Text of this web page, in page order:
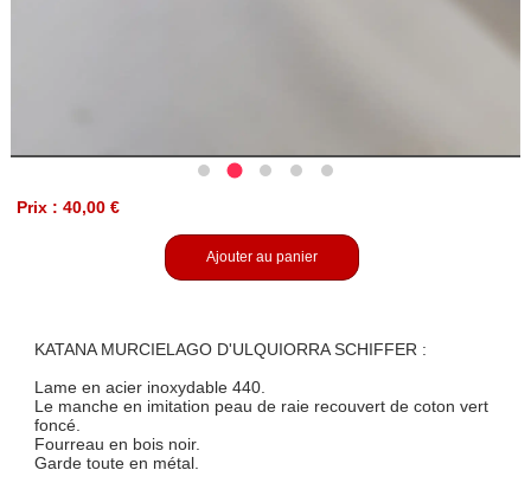
Prix : 40,00 €
Ajouter au panier
KATANA MURCIELAGO D'ULQUIORRA SCHIFFER :
Lame en acier inoxydable 440.
Le manche en imitation peau de raie recouvert de coton vert
foncé.
Fourreau en bois noir.
Garde toute en métal.